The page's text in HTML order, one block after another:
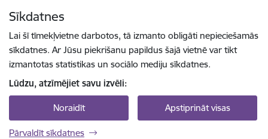
Sīkdatnes
Lai šī tīmekļvietne darbotos, tā izmanto obligāti nepieciešamās
sīkdatnes. Ar Jūsu piekrišanu papildus šajā vietnē var tikt
izmantotas statistikas un sociālo mediju sīkdatnes.
Lūdzu, atzīmējiet savu izvēli:
Noraidīt Apstiprināt visas
Pārvaldīt sīkdatnes